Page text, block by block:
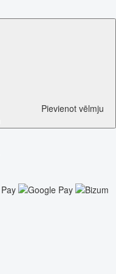
Pievienot vēlmju